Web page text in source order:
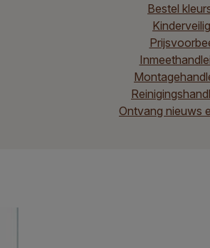
Bestel
Ontvang nieuws